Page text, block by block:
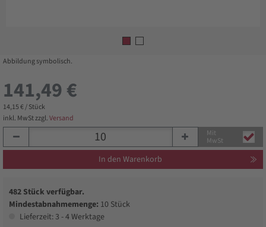
Abbildung symbolisch.
141,49 €
14,15 € / Stück
inkl. MwSt zzgl.Versand
Mit
MwSt
In den Warenkorb
482 Stück verfügbar.
Mindestabnahmemenge: 10 Stück
Lieferzeit: 3 - 4 Werktage